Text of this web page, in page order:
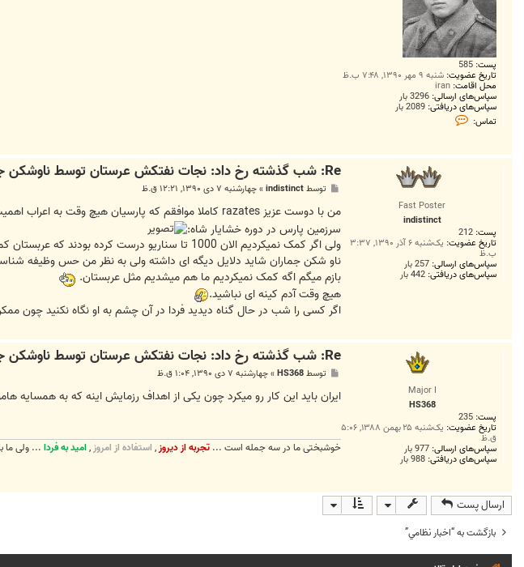
پست: 585
تاریخ عضویت: شنبه ۹ مهر ۱۳۹۰, ۷:۴۸ ب.ظ
محل اقامت:
سپاس‌های ارسالی: 3296 بار
سپاس‌های دریافتی: 2089 بار
تماس:
ت
C
t
r
Fast Poster
indistinct
پست: 212
تاریخ عضویت: یک‌شنبه ۶ آذر ۱۳۹۰, ۳:۳۷
ب.ظ
سپاس‌های ارسالی: 257 بار
سپاس‌های دریافتی: 442 بار
Re: شب گذشته رخ داد: نجات نفتکش عرستان توسط ناوشکن جماران
ت
توسطindistinct
»چهارشنبه ۷ دی ۱۳۹۰, ۱۲:۲۱ ق.ظ
من با دوست عزیز razates کاملا موافقم که پارسیان هیچ وقت به اعراب اهمیت نمیدادند.مثال خیلی خوبی بود
سرزمین پارس در دوره خشایار شاه:
ولی اگر کمک نمیکردیم الان 1000 تا سناریو درست کرده بودند که عربستان کمک خواسته و ایران توجه نکرده.یا ایران با دزد های دریایی در ارتباطه.ایران ظالمه و ...اینجور چیزا.
ناو شکن جماران شاید دلایل دیگه ای داشته ولی به نظر من حس وظیفه شناسی
بازم میگم اگه کمک نمیکردیم ما هم میشدیم مثل عربستان.
هیچ وقت آدم کینه ای نباشید.
اگر کسی را شب در حال گناه دیدید فردا در آن چشم به او نگاه نکنید چون
Major I
HS368
پست: 235
تاریخ عضویت: یک‌شنبه ۲۵ بهمن ۱۳۸۸, ۵:۰۶
ق.ظ
سپاس‌های ارسالی: 977 بار
سپاس‌های دریافتی: 988 بار
Re: شب گذشته رخ داد: نجات نفتکش عرستان توسط ناوشکن جماران
ت
توسطHS368
»چهارشنبه ۷ دی ۱۳۹۰, ۱:۰۴ ق.ظ
ایران باید این کار رو میکرد چون یکی از اهداف رزمایش اینه که به
خوشبختی ما در سه جمله است ... تجربه از دیروز, استفاده از امروز,امید به فردا ... ولی ما
ارسال پست
بازگشت به “اخبار نظامي”